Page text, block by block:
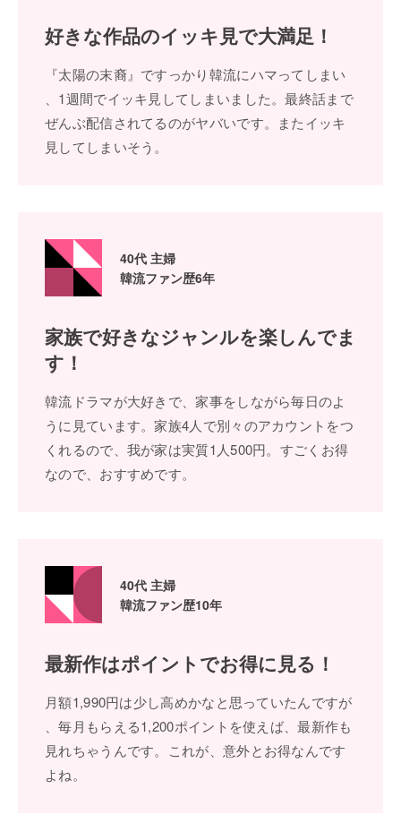
好きな作品のイッキ⾒で⼤満⾜！
『太陽の末裔』ですっかり韓流にハマってしまい
、1週間でイッキ⾒してしまいました。最終話まで
ぜんぶ配信されてるのがヤバいです。またイッキ
⾒してしまいそう。
40代 主婦
韓流ファン歴6年
家族で好きなジャンルを楽しんでま
す！
韓流ドラマが⼤好きで、家事をしながら毎⽇のよ
うに⾒ています。家族4⼈で別々のアカウントをつ
くれるので、我が家は実質1⼈500円。すごくお得
なので、おすすめです。
40代 主婦
韓流ファン歴10年
最新作はポイントでお得に⾒る！
⽉額1,990円は少し⾼めかなと思っていたんですが
、毎⽉もらえる1,200ポイントを使えば、最新作も
⾒れちゃうんです。これが、意外とお得なんです
よね。